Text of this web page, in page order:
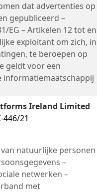
dat advertenties op
gepubliceerd –
EG – Artikelen 12 tot en
exploitant om zich, in
te beroepen op
geldt voor een
informatiemaatschappij
Ireland Limited
446/21
natuurlijke personen
–
netwerken –
met